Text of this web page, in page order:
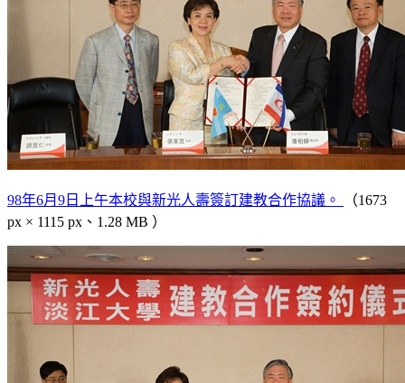
98年6月9日上午本校與新光人壽簽訂建教合作協議。
（1673
px × 1115 px、1.28 MB ）